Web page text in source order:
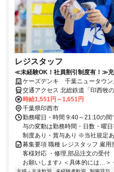
レジスタッフ
≪未経験OK！社員割引制度有！≫
デンキでのレジスタッフ募集
ケーズデンキ 千葉ニュータウン
交通アクセス 北総鉄道「印西牧
時給1,551円～1,651円
千葉県印西市
勤務曜日・時間 9:40～21:10の
与の変動は勤務時間・日数・曜
制度あり・賞与あり ※当社規定あ
募集要項 職種 レジスタッフ 雇
客様対応 ・修理,部品注文の受付
お願いします♪ ＜具体的には…